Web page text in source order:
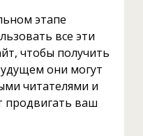
этапе
все эти
чтобы получить
они могут
читателями и
продвигать ваш